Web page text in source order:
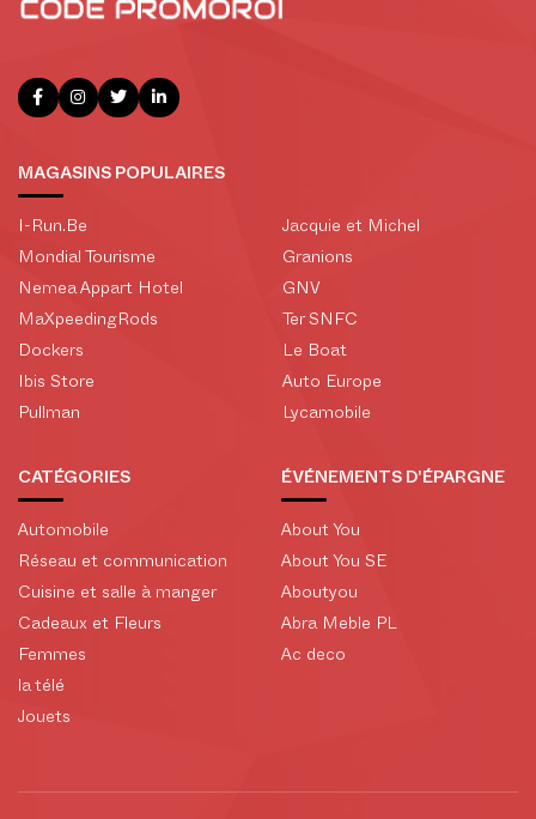
MAGASINS POPULAIRES
I-Run.Be
Mondial Tourisme
Nemea Appart Hotel
MaXpeedingRods
Dockers
Ibis Store
Pullman
Jacquie et Michel
Granions
GNV
Ter SNFC
Le Boat
Auto Europe
Lycamobile
CATÉGORIES
Automobile
Réseau et communication
Cuisine et salle à manger
Cadeaux et Fleurs
Femmes
la télé
Jouets
ÉVÉNEMENTS D'ÉPARGNE
About You
About You SE
Aboutyou
Abra Meble PL
Ac deco